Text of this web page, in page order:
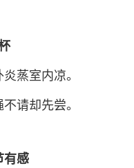
蒸室内凉。
请却先尝。
有感